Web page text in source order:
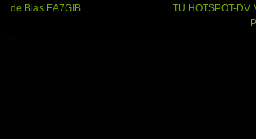
entradas
de Blas EA7GIB.
TU HOTSPOT-DV